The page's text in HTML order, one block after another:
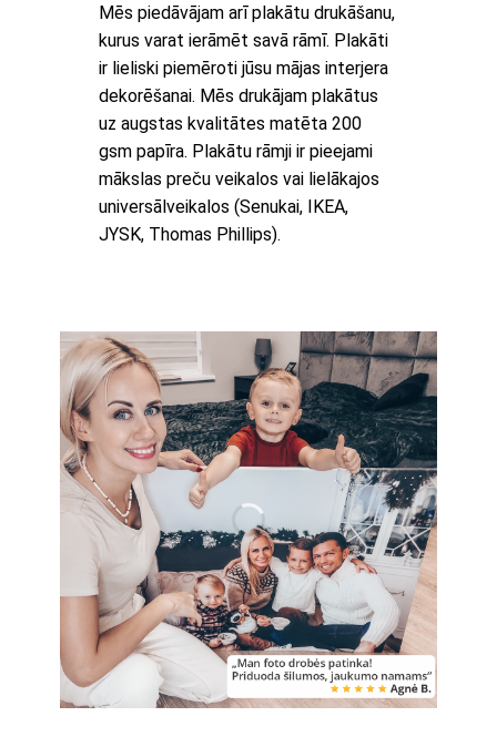
Mēs piedāvājam arī plakātu drukāšanu,
kurus varat ierāmēt savā rāmī. Plakāti
ir lieliski piemēroti jūsu mājas interjera
dekorēšanai. Mēs drukājam plakātus
uz augstas kvalitātes matēta 200
gsm papīra. Plakātu rāmji ir pieejami
mākslas preču veikalos vai lielākajos
universālveikalos (Senukai, IKEA,
JYSK, Thomas Phillips).